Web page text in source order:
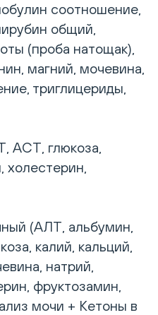
соотношение,
общий,
(проба натощак),
магний, мочевина,
триглицериды,
АСТ, глюкоза,
холестерин,
(АЛТ, альбумин,
калий, кальций,
натрий,
фруктозамин,
мочи + Кетоны в